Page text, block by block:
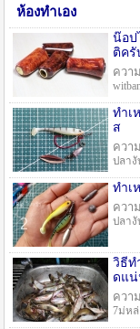
ห้องทำเอง
น๊อป
ติครั
ควา
ทำเ
ส
ควา
ปลางั
ทำเ
ควา
ปลางั
วิธีท
ดแน่
ควา
7ม่ห